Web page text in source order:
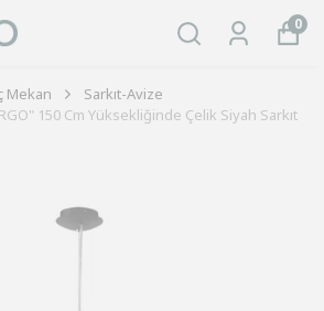
0
Mekan
Sarkıt-Avize
150 Cm Yüksekliğinde Çelik Siyah Sarkıt